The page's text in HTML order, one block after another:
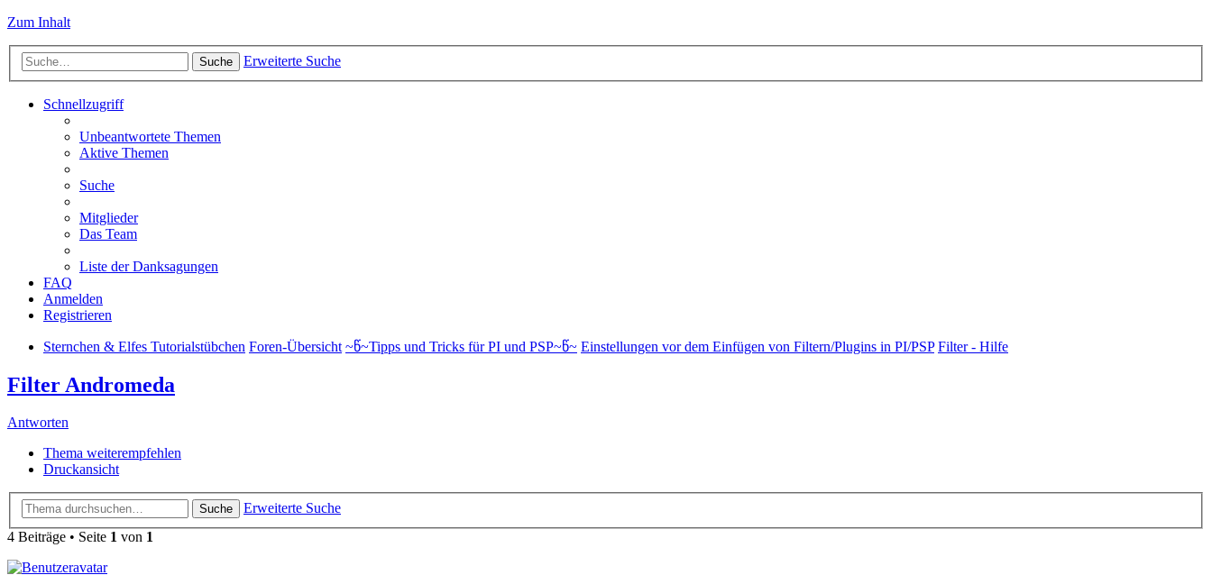
Zum Inhalt
Suche Erweiterte Suche
Schnellzugriff
Unbeantwortete Themen
Aktive Themen
Suche
Mitglieder
Das Team
Liste der Danksagungen
FAQ
Anmelden
Registrieren
Sternchen & Elfes Tutorialstübchen Foren-Übersicht ~წ~Tipps und Tricks für PI und PSP~წ~ Einstellungen vor dem Einfügen von Filtern/Plugins in PI/PSP Filter - Hilfe
Filter Andromeda
Antworten
Thema weiterempfehlen
Druckansicht
Suche
Erweiterte Suche
4 Beiträge • Seite 1 von 1